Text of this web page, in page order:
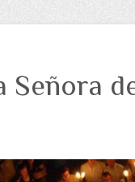
Señora